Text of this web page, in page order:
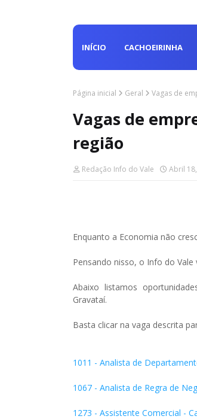
INÍCIO CACHOEIRINHA
Página inicial Geral Vagas de
Vagas de
região
Redação Info do Vale Abril
Enquanto a Economia não
Pensando nisso, o Info do
Abaixo listamos
Gravataí.
Basta clicar na vaga descrita
1011 - Analista de Depar
1067 - Analista de Regra de
1273 - Assistente Comercial -